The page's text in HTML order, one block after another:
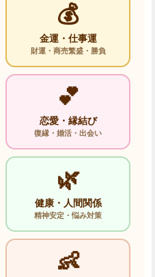
💰
金運・仕事運
財運・商売繁盛・勝負
💕
恋愛・縁結び
復縁・婚活・出会い
🌿
健康・人間関係
精神安定・悩み対策
👶